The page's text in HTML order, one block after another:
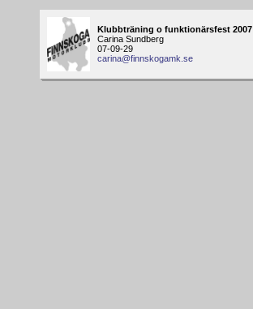
Klubbträning o funktionärsfest 2007
Carina Sundberg
07-09-29
carina@finnskogamk.se